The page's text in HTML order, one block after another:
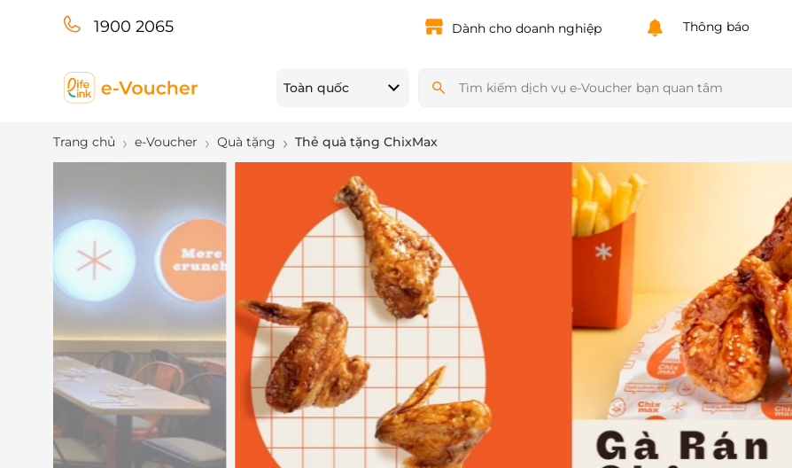
1900 2065 Dành cho doanh nghiệp Thông báo
Toàn quốc
Trang chủ e-Voucher Quà tặng Thẻ quà tặng ChixMax